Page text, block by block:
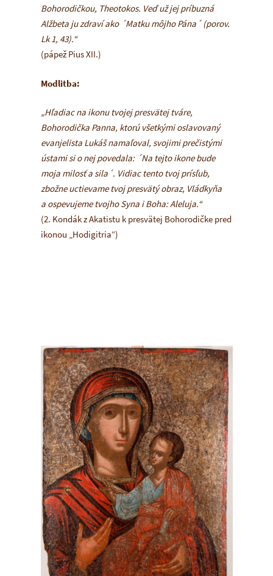
Bohorodičkou, Theotokos. Veď už jej príbuzná
Alžbeta ju zdraví ako ´Matku môjho Pána´ (porov.
Lk 1, 43).“
(pápež Pius XII.)
Modlitba:
„Hľadiac na ikonu tvojej presvätej tváre,
Bohorodička Panna, ktorú všetkými oslavovaný
evanjelista Lukáš namaľoval, svojimi prečistými
ústami si o nej povedala: ´Na tejto ikone bude
moja milosť a sila´. Vidiac tento tvoj prísľub,
zbožne uctievame tvoj presvätý obraz, Vládkyňa
a ospevujeme tvojho Syna i Boha: Aleluja.“
(2. Kondák z Akatistu k presvätej Bohorodičke pred
ikonou „Hodigitria“)